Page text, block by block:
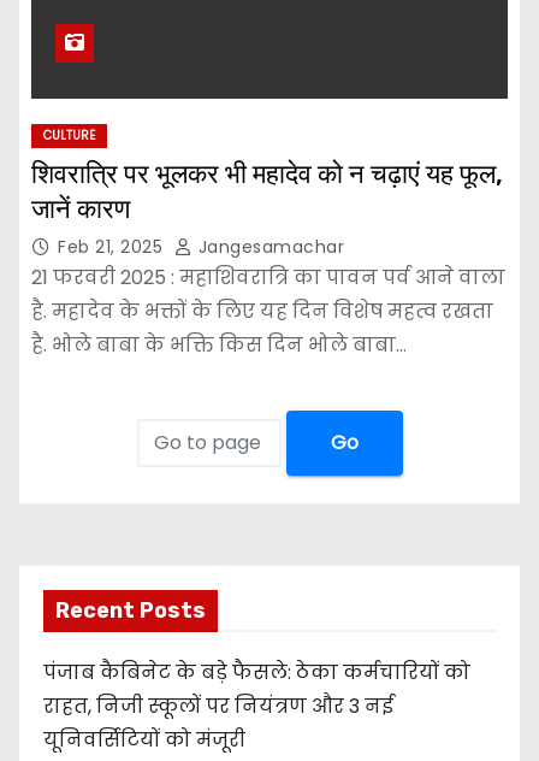
CULTURE
शिवरात्रि पर भूलकर भी महादेव को न चढ़ाएं यह फूल,
जानें कारण
Feb 21, 2025 Jangesamachar
21 फरवरी 2025 : महाशिवरात्रि का पावन पर्व आने वाला
है. महादेव के भक्तों के लिए यह दिन विशेष महत्व रखता
है. भोले बाबा के भक्ति किस दिन भोले बाबा…
Go
Recent Posts
पंजाब कैबिनेट के बड़े फैसले: ठेका कर्मचारियों को
राहत, निजी स्कूलों पर नियंत्रण और 3 नई
यूनिवर्सिटियों को मंजूरी